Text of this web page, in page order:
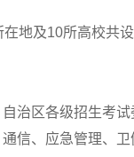
及10所高校共
区各级招生考试
信、应急管理、